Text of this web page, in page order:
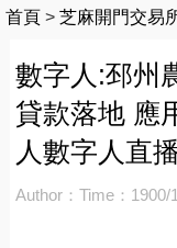
首頁 > 芝麻開門交易
數字人:邳州
貸款落地 應
人數字人直
Author： Time：1900/